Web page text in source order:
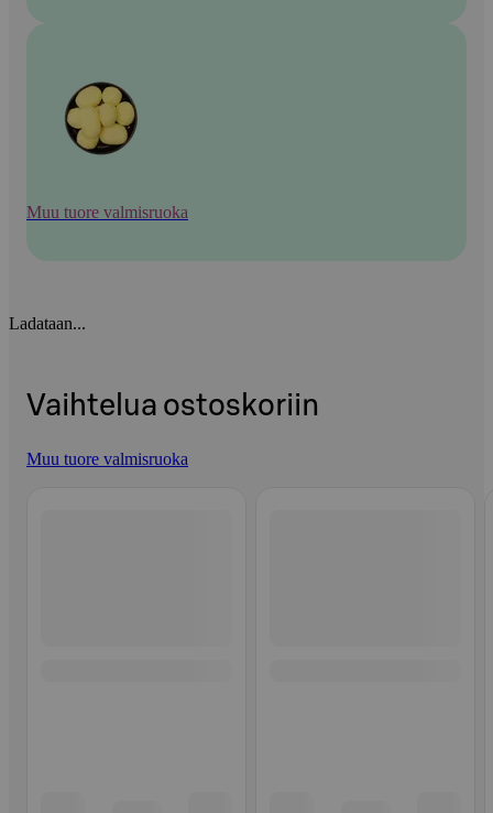
Muu tuore valmisruoka
Ladataan...
Vaihtelua ostoskoriin
Muu tuore valmisruoka